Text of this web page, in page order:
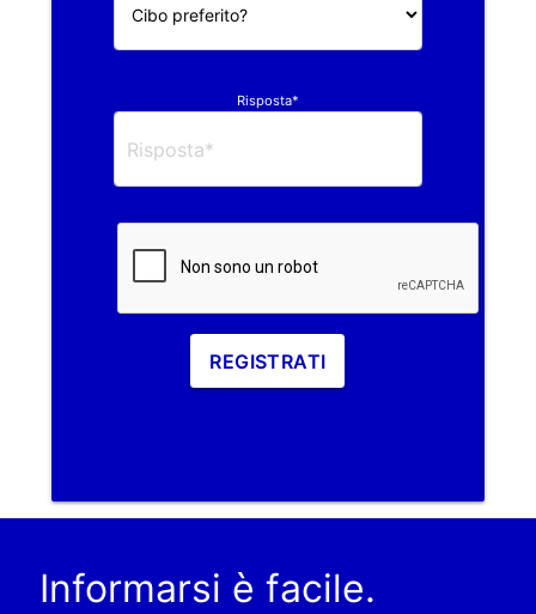
Risposta*
REGISTRATI
Informarsi è facile.